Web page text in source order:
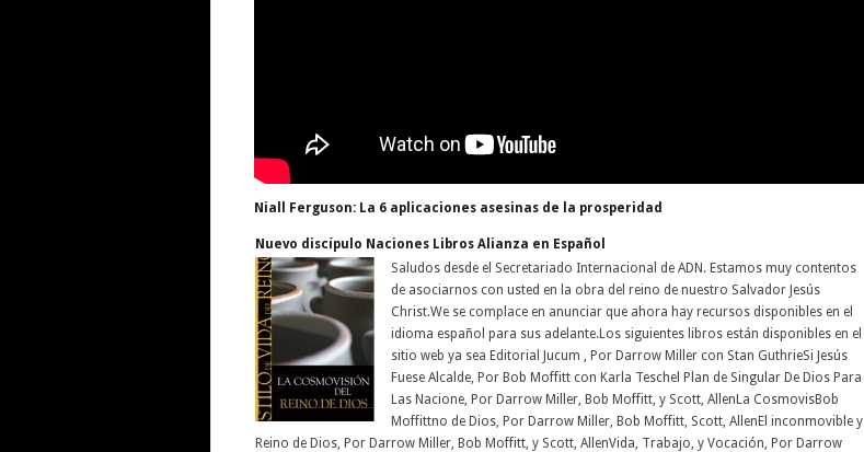
Niall Ferguson: La 6 aplicaciones asesinas de la prosperidad
Nuevo discípulo Naciones Libros Alianza en Español
Saludos desde el Secretariado Internacional de ADN. Estamos muy contentos
de asociarnos con usted en la obra del reino de nuestro Salvador Jesús
Christ.We se complace en anunciar que ahora hay recursos disponibles en el
idioma español para sus adelante.Los siguientes libros están disponibles en el
sitio web ya sea Editorial Jucum , Por Darrow Miller con Stan GuthrieSi Jesús
Fuese Alcalde, Por Bob Moffitt con Karla Teschel Plan de Singular De Dios Para
Las Nacione, Por Darrow Miller, Bob Moffitt, y Scott, AllenLa CosmovisBob
Moffittno de Dios, Por Darrow Miller, Bob Moffitt, Scott, AllenEl inconmovible y
Reino de Dios, Por Darrow Miller, Bob Moffitt, y Scott, AllenVida, Trabajo, y Vocación, Por Darrow